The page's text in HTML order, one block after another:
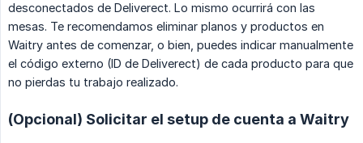
desconectados de Deliverect. Lo mismo ocurrirá con las
mesas. Te recomendamos eliminar planos y productos en
Waitry antes de comenzar, o bien, puedes indicar manualmente
el código externo (ID de Deliverect) de cada producto para que
no pierdas tu trabajo realizado.
(Opcional) Solicitar el setup de cuenta a Waitry